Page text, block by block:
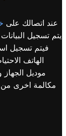
عند اتصالك على
يتم تسجيل
فيتم تسجيل
الهاتف
موديل الجهاز
مكالمة اخرى من